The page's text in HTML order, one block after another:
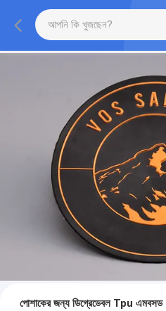
পোশাকের জন্য ডিগ্রেডেবল Tpu এমবসড